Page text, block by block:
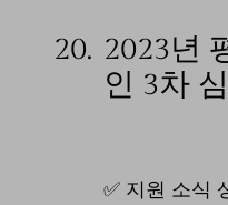
20. 2023년
인 3차
✅ 지원 소식